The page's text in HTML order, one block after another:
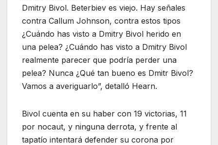
Dmitry Bivol. Beterbiev es viejo. Hay señales
contra Callum Johnson, contra estos tipos
¿Cuándo has visto a Dmitry Bivol herido en
una pelea? ¿Cuándo has visto a Dmitry Bivol
realmente parecer que podría perder una
pelea? Nunca ¿Qué tan bueno es Dmitr Bivol?
Vamos a averiguarlo”, detalló Hearn.
Bivol cuenta en su haber con 19 victorias, 11
por nocaut, y ninguna derrota, y frente al
tapatío intentará defender su corona por